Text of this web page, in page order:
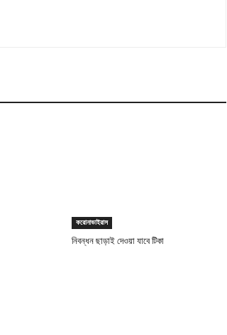
করোনাভাইরাস
নিবন্ধন ছাড়াই দেওয়া যাবে টিকা